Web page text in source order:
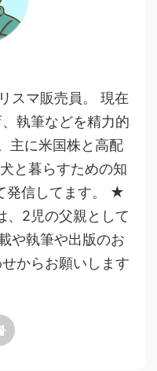
スマ販売員。 現在
執筆などを精力的
主に米国株と高配
と暮らすための知
発信してます。 ★
2児の父親として
や執筆や出版のお
からお願いします